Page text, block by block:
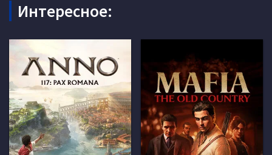
Интересное: